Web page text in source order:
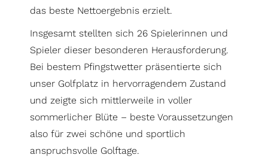
das beste Nettoergebnis erzielt.
Insgesamt stellten sich 26 Spielerinnen und
Spieler dieser besonderen Herausforderung.
Bei bestem Pfingstwetter präsentierte sich
unser Golfplatz in hervorragendem Zustand
und zeigte sich mittlerweile in voller
sommerlicher Blüte – beste Voraussetzungen
also für zwei schöne und sportlich
anspruchsvolle Golftage.